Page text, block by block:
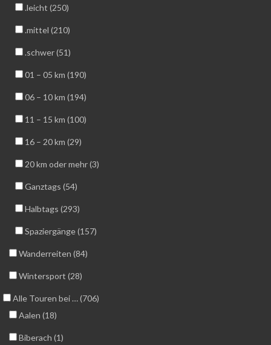
.leicht (250)
.mittel (210)
.schwer (51)
01 – 05 km (190)
06 – 10 km (194)
11 – 15 km (100)
16 – 20 km (29)
20 km oder mehr (3)
Ganztags (54)
Halbtags (293)
Spaziergänge (157)
Wanderreiten (84)
Wintersport (28)
Alle Touren bei … (706)
Aalen (18)
Biberach (1)